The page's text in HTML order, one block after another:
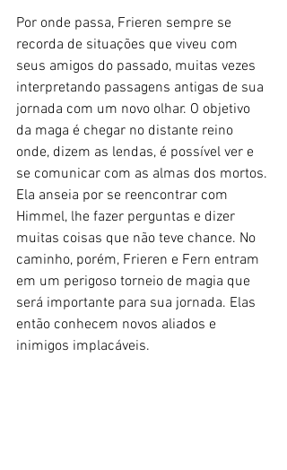
Por onde passa, Frieren sempre se
recorda de situações que viveu com
seus amigos do passado, muitas vezes
interpretando passagens antigas de sua
jornada com um novo olhar. O objetivo
da maga é chegar no distante reino
onde, dizem as lendas, é possível ver e
se comunicar com as almas dos mortos.
Ela anseia por se reencontrar com
Himmel, lhe fazer perguntas e dizer
muitas coisas que não teve chance. No
caminho, porém, Frieren e Fern entram
em um perigoso torneio de magia que
será importante para sua jornada. Elas
então conhecem novos aliados e
inimigos implacáveis.